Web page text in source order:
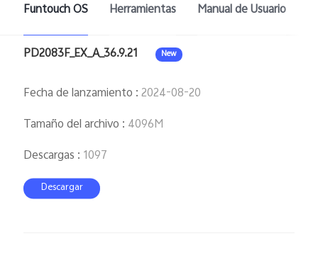
Funtouch OS Herramientas Manual de Usuario
PD2083F_EX_A_36.9.21 New
Fecha de lanzamiento :2024-08-20
Tamaño del archivo : 4096M
Descargas : 1097
Descargar